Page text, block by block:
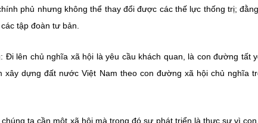
phủ nhưng không thể thay đổi được các thế lực thống trị;
tập đoàn tư bản.
lên chủ nghĩa xã hội là yêu cầu khách quan, là con đường tất
xây dựng đất nước Việt Nam theo con đường xã hội chủ nghĩa
ta cần một xã hội mà trong đó sự phát triển là thực sự vì